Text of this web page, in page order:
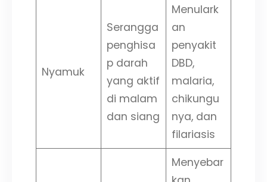
Nyamuk
Serangga
penghisa
p darah
yang aktif
di malam
dan siang
Menulark
an
penyakit
DBD,
malaria,
chikungu
nya, dan
filariasis
Menyebar